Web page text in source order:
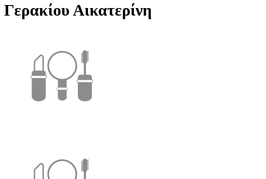
Γερακίου Αικατερίνη